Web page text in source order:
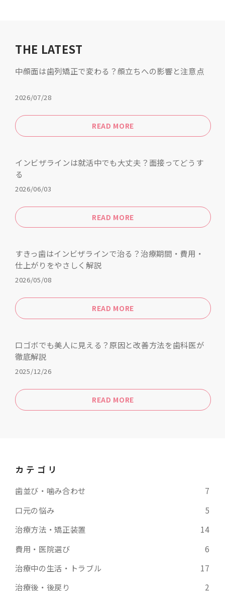
THE LATEST
中顔面は歯列矯正で変わる？顔立ちへの影響と注意点
2026/07/28
READ MORE
インビザラインは就活中でも大丈夫？面接ってどうす
る
2026/06/03
READ MORE
すきっ歯はインビザラインで治る？治療期間・費用・
仕上がりをやさしく解説
2026/05/08
READ MORE
口ゴボでも美人に見える？原因と改善方法を歯科医が
徹底解説
2025/12/26
READ MORE
カテゴリ
歯並び・噛み合わせ
7
口元の悩み
5
治療方法・矯正装置
14
費用・医院選び
6
治療中の生活・トラブル
17
治療後・後戻り
2